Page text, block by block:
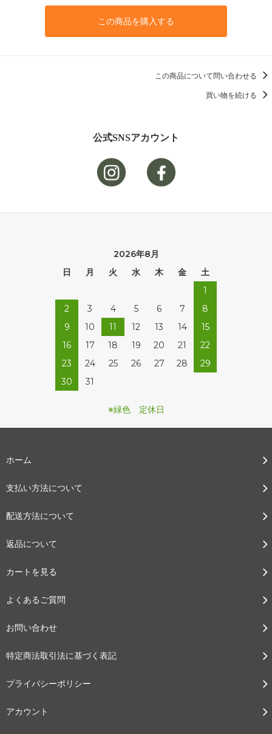
この商品を購入する
この商品について問い合わせる
買い物を続ける
公式SNSアカウント
2026年8月
日
月 火 水 木 金
土
1
2
3 4 5 6 7
8
9
10 11 12 13 14
15
16
17 18 19 20 21
22
23
24 25 26 27 28
29
30
31
※緑色 定休日
ホーム
支払い方法について
配送方法について
返品について
カートを見る
よくあるご質問
お問い合わせ
特定商法取引法に基づく表記
プライバシーポリシー
アカウント